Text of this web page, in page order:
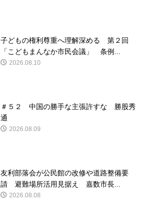
子どもの権利尊重へ理解深める 第２回
「こどもまんなか市民会議」 条例...
2026.08.10
＃５２ 中国の勝手な主張許すな 勝股秀
通
2026.08.09
友利部落会が公民館の改修や道路整備要
請 避難場所活用見据え 嘉数市長...
2026.08.08